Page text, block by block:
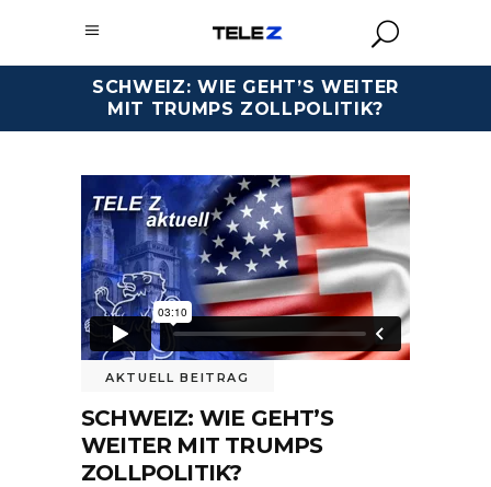
SCHWEIZ: WIE GEHT’S WEITER
MIT TRUMPS ZOLLPOLITIK?
AKTUELL BEITRAG
SCHWEIZ: WIE GEHT’S
WEITER MIT TRUMPS
ZOLLPOLITIK?